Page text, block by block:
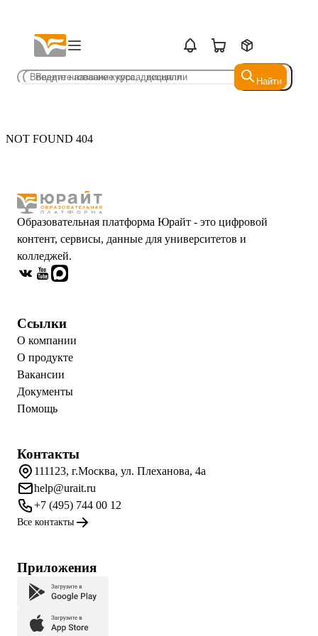
Найти
Найти
NOT FOUND 404
Образовательная платформа Юрайт - это цифровой
контент, сервисы, данные для университетов и
колледжей.
Ссылки
О компании
О продукте
Вакансии
Документы
Помощь
Контакты
111123, г.Москва, ул. Плеханова, 4а
help@urait.ru
+7 (495) 744 00 12
Все контакты
Приложения